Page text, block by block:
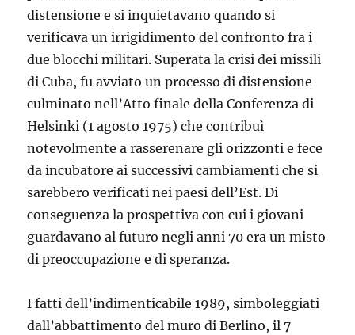
distensione e si inquietavano quando si
verificava un irrigidimento del confronto fra i
due blocchi militari. Superata la crisi dei missili
di Cuba, fu avviato un processo di distensione
culminato nell’Atto finale della Conferenza di
Helsinki (1 agosto 1975) che contribuì
notevolmente a rasserenare gli orizzonti e fece
da incubatore ai successivi cambiamenti che si
sarebbero verificati nei paesi dell’Est. Di
conseguenza la prospettiva con cui i giovani
guardavano al futuro negli anni 70 era un misto
di preoccupazione e di speranza.
I fatti dell’indimenticabile 1989, simboleggiati
dall’abbattimento del muro di Berlino, il 7